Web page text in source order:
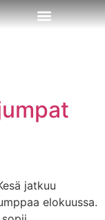
jatkuu
elokuussa.